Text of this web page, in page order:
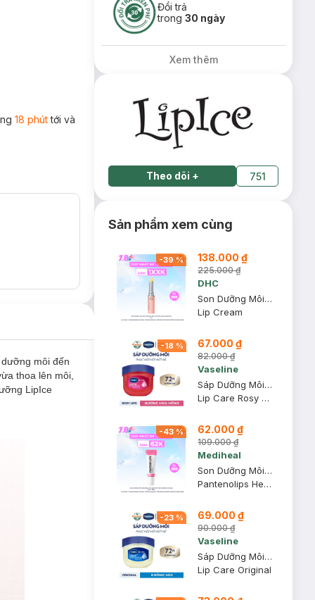
18 phúttới và
môi đến
thoa lên môi,
LipIce
Đổi trả
trong30 ngày
Xem thêm
Theo dõi + 751
Sản phẩm xem cùng
-39 % 138.000 ₫
225.000 ₫
DHC
Son Dưỡng Môi DHC Không Màu Hỗ Trợ Giảm Thâm Môi 1.5g
Lip Cream
-18 % 67.000 ₫
82.000 ₫
Vaseline
Sáp Dưỡng Môi Vaseline Hồng Xinh 7g
Lip Care Rosy Lips
-43% 62.000 ₫
109.000 ₫
Mediheal
Son Dưỡng Môi Mediheal Hỗ Trợ Mờ Thâm, Dưỡng Ẩm Ban Ngày 10ml
Pantenolips Healssence
-23 % 69.000 ₫
90.000 ₫
Vaseline
Sáp Dưỡng Môi Vaseline Mềm Mịn 7g
Lip Care Original